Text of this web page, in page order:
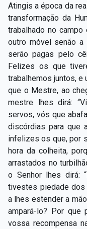
Atingis a época da
transformação da
trabalhado no
outro móvel senão a
serão pagas pelo
Felizes os que
trabalhemos juntos,
que o Mestre, ao
mestre lhes dirá:
servos, vós que
discórdias para que
infelizes os que, por
hora da colheita,
arrastados no
o Senhor lhes dirá:
tivestes piedade
a lhes estender a
ampará-lo? Por que
vossa recompensa